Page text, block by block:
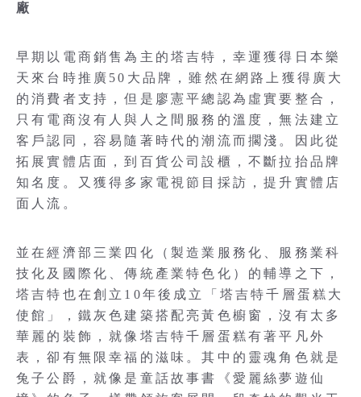
廠
早期以電商銷售為主的塔吉特，幸運獲得日本樂
天來台時推廣50大品牌，雖然在網路上獲得廣大
的消費者支持，但是廖憲平總認為虛實要整合，
只有電商沒有人與人之間服務的溫度，無法建立
客戶認同，容易隨著時代的潮流而擱淺。因此從
拓展實體店面，到百貨公司設櫃，不斷拉抬品牌
知名度。又獲得多家電視節目採訪，提升實體店
面人流。
並在經濟部三業四化（製造業服務化、服務業科
技化及國際化、傳統產業特色化）的輔導之下，
塔吉特也在創立10年後成立「塔吉特千層蛋糕大
使館」，鐵灰色建築搭配亮黃色櫥窗，沒有太多
華麗的裝飾，就像塔吉特千層蛋糕有著平凡外
表，卻有無限幸福的滋味。其中的靈魂角色就是
兔子公爵，就像是童話故事書《愛麗絲夢遊仙